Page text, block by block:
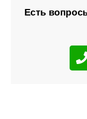
Есть